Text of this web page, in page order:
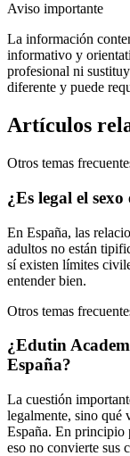
Aviso importante
La información
informativo y
profesional ni
diferente y puede
Artículos
Otros temas
¿Es legal el
En España, las
adultos no están
sí existen límites
entender bien.
Otros temas
¿Edutin
España?
La cuestión
legalmente, sino qué
España. En principio
eso no convierte sus